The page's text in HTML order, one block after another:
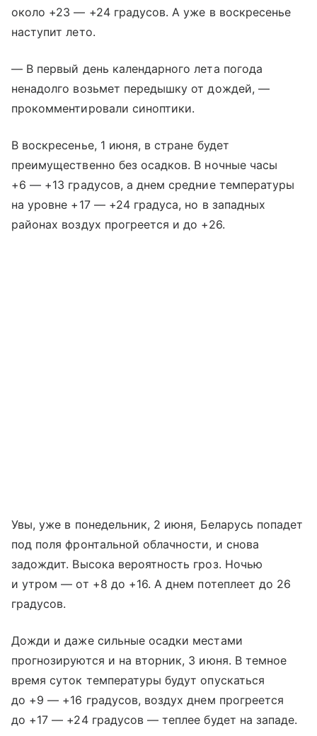
около +23 — +24 градусов. А уже в воскресенье
наступит лето.
— В первый день календарного лета погода
ненадолго возьмет передышку от дождей, —
прокомментировали синоптики.
В воскресенье, 1 июня, в стране будет
преимущественно без осадков. В ночные часы
+6 — +13 градусов, а днем средние температуры
на уровне +17 — +24 градуса, но в западных
районах воздух прогреется и до +26.
Увы, уже в понедельник, 2 июня, Беларусь попадет
под поля фронтальной облачности, и снова
задождит. Высока вероятность гроз. Ночью
и утром — от +8 до +16. А днем потеплеет до 26
градусов.
Дожди и даже сильные осадки местами
прогнозируются и на вторник, 3 июня. В темное
время суток температуры будут опускаться
до +9 — +16 градусов, воздух днем прогреется
до +17 — +24 градусов — теплее будет на западе.